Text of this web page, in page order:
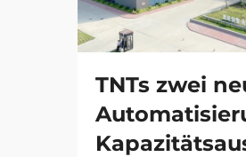
TNTs zwei